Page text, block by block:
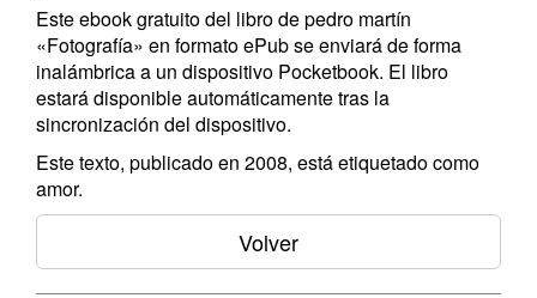
Este ebook gratuito del libro de pedro martín
«Fotografía» en formato ePub se enviará de forma
inalámbrica a un dispositivo Pocketbook. El libro
estará disponible automáticamente tras la
sincronización del dispositivo.
Este texto, publicado en 2008, está etiquetado como
amor.
Volver